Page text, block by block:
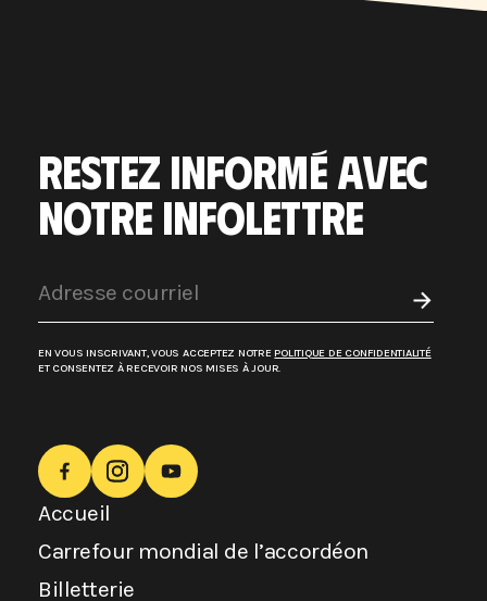
RESTEZ INFORMÉ AVEC
NOTRE INFOLETTRE
EN VOUS INSCRIVANT, VOUS ACCEPTEZ NOTRE POLITIQUE DE CONFIDENTIALITÉ
ET CONSENTEZ À RECEVOIR NOS MISES À JOUR.
Accueil
Carrefour mondial de l’accordéon
Billetterie